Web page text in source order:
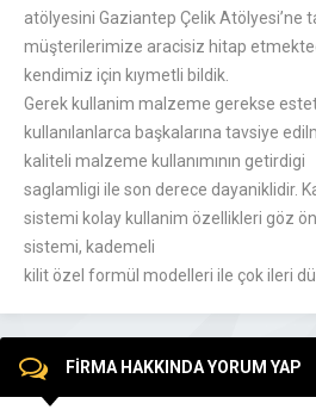
atölyesini Gaziantep Çelik Atölyesi’ne
müşterilerimize aracisiz hitap
kendimiz için kıymetli bildik.
Gerek kullanim malzeme gerekse
kullanılanlarca başkalarına tavsiye
kaliteli malzeme kullanımının getirdigi
saglamligi ile son derece dayaniklidir.
sistemi kolay kullanim özellikleri göz
sistemi, kademeli
kilit özel formül modelleri ile çok ileri
FİRMA HAKKINDA YORUM YAP